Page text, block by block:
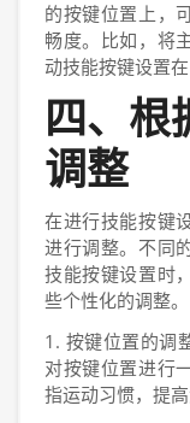
的按键位置上，
畅度。比如，将
动技能按键设置在
四、根
调整
在进行技能按键
进行调整。不同
技能按键设置时
些个性化的调整。
1. 按键位置的调
对按键位置进行
指运动习惯，提